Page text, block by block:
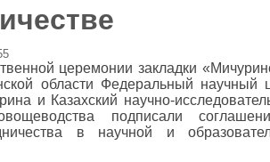
церемонии закладки
области Федеральный научный
и Казахский научно-
подписали
в научной и